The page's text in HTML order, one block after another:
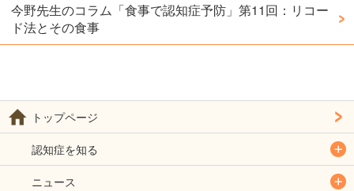
今野先生のコラム「食事で認知症予防」第11回：リコー
ド法とその食事
トップページ
認知症を知る
ニュース